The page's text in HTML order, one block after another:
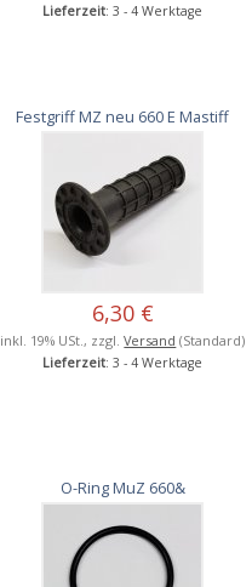
Lieferzeit: 3 - 4 Werktage
Festgriff MZ neu 660 E Mastiff
6,30 €
inkl. 19% USt., zzgl.Versand (Standard)
Lieferzeit: 3 - 4 Werktage
O-Ring MuZ 660&